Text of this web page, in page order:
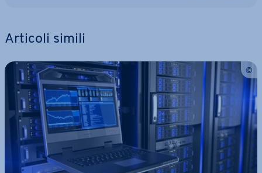
Articoli simili